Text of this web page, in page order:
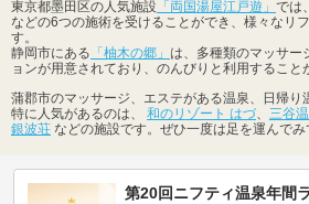
東京都墨田区の人気施設 「両国湯屋江戸遊」 では
などの6つの施術を受けることができ、様々なリ
す。
静岡市にある 「柚木の郷」 は、多種類のマッサー
ョンが用意されており、のんびりと利用すること
蒲郡市のマッサージ、エステがある温泉、日帰り
特に人気があるのは、 和のリゾート はづ 三谷
銀波荘 などの施設です。ぜひ一度は足を運んでみ
第20回ニフティ温泉年間